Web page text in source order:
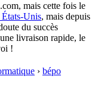
mais cette fois le
États-Unis, mais depuis
du succès
livraison rapide, le
!
› bépo